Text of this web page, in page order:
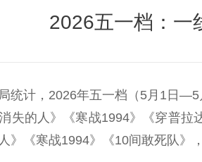
2026五一档：一
计，2026年五一档（5月1日—5
失的人》《寒战1994》《穿普
《寒战1994》《10间敢死队》